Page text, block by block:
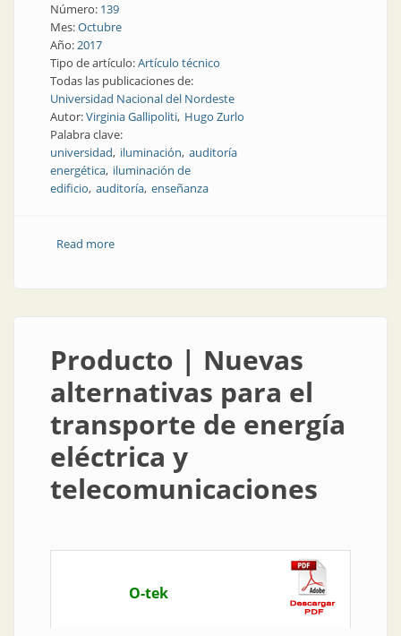
Número: 139
Mes:Octubre
Año:2017
Tipo de artículo:Artículo técnico
Todas las publicaciones de:
Universidad Nacional del Nordeste
Autor:Virginia Gallipoliti Hugo Zurlo
Palabra clave:
universidad iluminación auditoría
energética iluminación de
edificio auditoría enseñanza
Read moreabout Artículo técnico | Auditoría energética de
Producto | Nuevas
alternativas para el
transporte de energía
eléctrica y
telecomunicaciones
O-tek